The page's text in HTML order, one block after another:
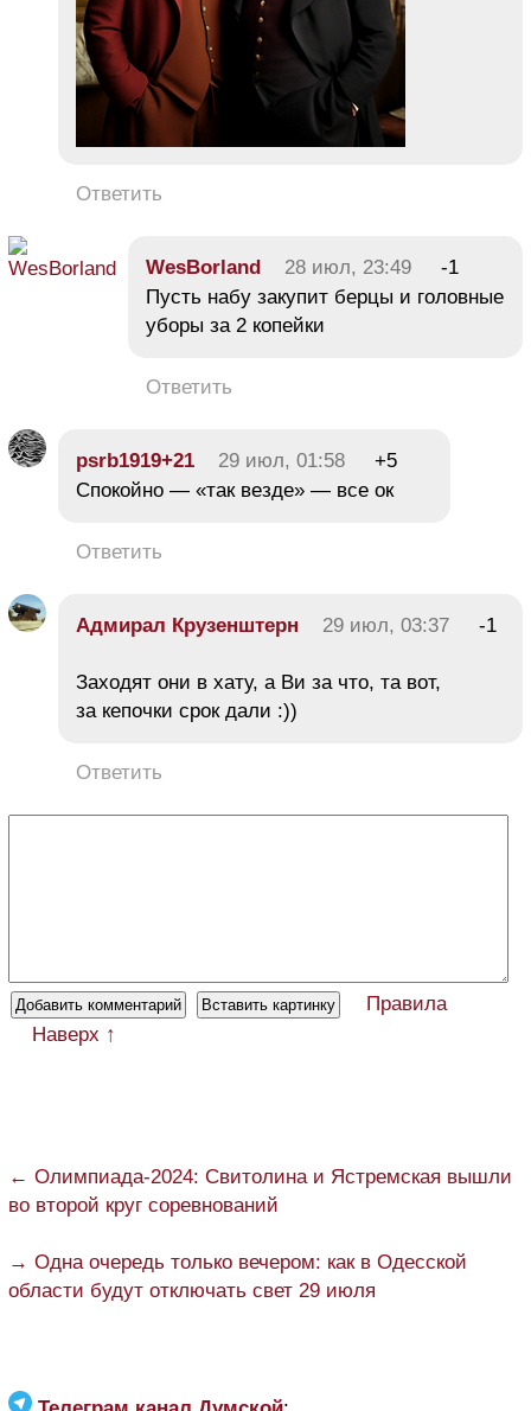
Ответить
WesBorland 28 июл, 23:49
-1
Пусть набу закупит берцы и головные
уборы за 2 копейки
Ответить
psrb1919+21 29 июл, 01:58
+5
Спокойно — «так везде» — все ок
Ответить
Адмирал Крузенштерн 29 июл, 03:37 -1
Заходят они в хату, а Ви за что, та вот,
за кепочки срок дали :))
Ответить
Правила
Наверх ↑
← Олимпиада-2024: Свитолина и Ястремская вышли
во второй круг соревнований
→ Одна очередь только вечером: как в Одесской
области будут отключать свет 29 июля